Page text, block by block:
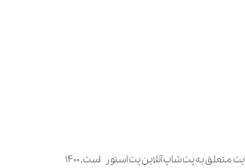
متعلق به پت شاپ آنلاین پت استور است. ۱۴۰۰